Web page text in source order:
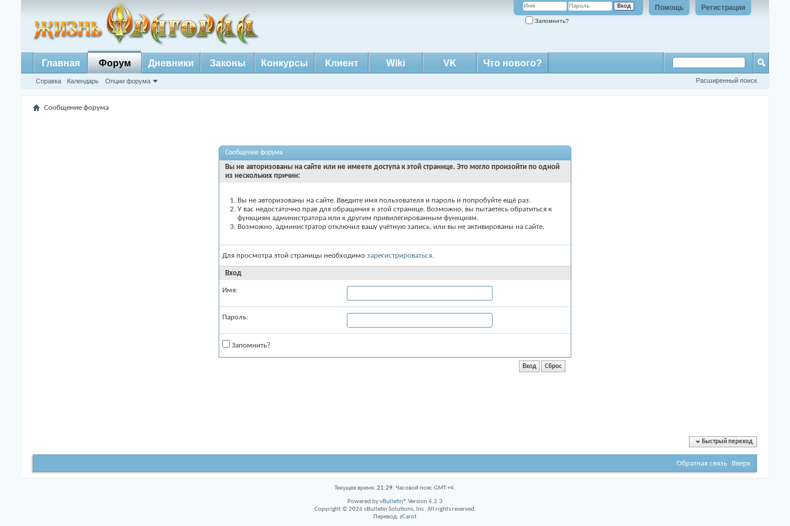
Регистрация
Помощь
Запомнить?
Главная Форум
Справка Календарь Опции форума
Дневники Законы Конкурсы Клиент Wiki VK Что нового?
Расширенный поиск
Сообщение форума
Сообщение форума
Вы не авторизованы на сайте или не имеете доступа к этой странице. Это могло произойти по одной
из нескольких причин:
Вы не авторизованы на сайте. Введите имя пользователя и пароль и попробуйте ещё раз.
У вас недостаточно прав для обращения к этой странице. Возможно, вы пытаетесь обратиться к
функциям администратора или к другим привилегированным функциям.
Возможно, администратор отключил вашу учётную запись, или вы не активированы на сайте.
Для просмотра этой страницы необходимо зарегистрироваться.
Вход
Имя:
Пароль:
Запомнить?
Быстрый переход
Обратная связь Вверх
Текущее время: 21:29. Часовой пояс GMT +4.
Powered byvBulletin® Version 4.2.3
Copyright © 2026 vBulletin Solutions, Inc. All rights reserved.
Перевод: zCarot